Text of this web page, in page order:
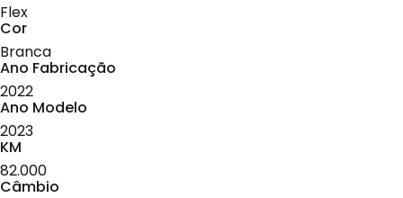
Flex
Cor
Branca
Ano Fabricação
2022
Ano Modelo
2023
KM
82.000
Câmbio